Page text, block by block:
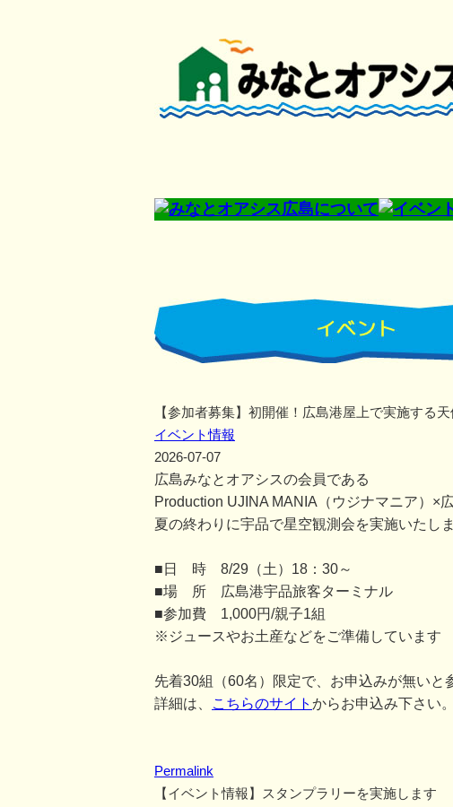
【参加者募集】初開催！広島港屋上で実施する天
イベント情報
2026-07-07
広島みなとオアシスの会員である
Production UJINA MANIA（ウジナマニア）×
夏の終わりに宇品で星空観測会を実施いたしま
■日 時 8/29（土）18：30～
■場 所 広島港宇品旅客ターミナル
■参加費 1,000円/親子1組
※ジュースやお土産などをご準備しています
先着30組（60名）限定で、お申込みが無いと
詳細は、
こちらのサイト からお申込み下さい。
Permalink
【イベント情報】スタンプラリーを実施します